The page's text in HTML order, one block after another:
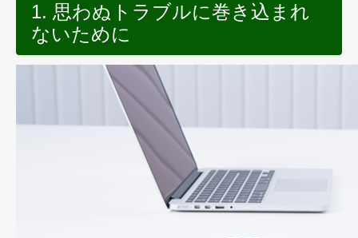
1. 思わぬトラブルに巻き込まれ
ないために